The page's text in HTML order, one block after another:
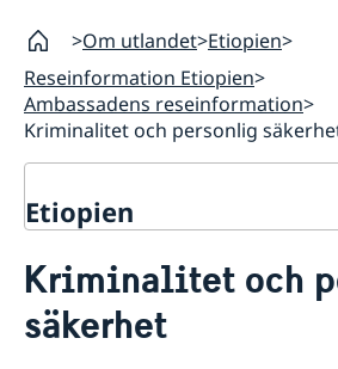
Om utlandet Etiopien
Reseinformation Etiopien
Ambassadens reseinformation
Kriminalitet och personlig
Etiopien
Hjälp till svenskar i Etiopien
Rösta i Etiopien
Reseinformation Etiopien
Kriminalitet och
säkerhet